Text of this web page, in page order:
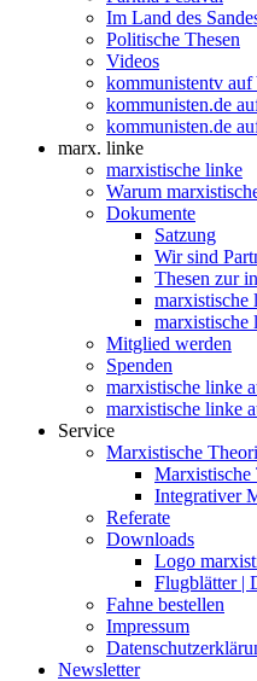
Im Land des
Politische Thesen
Videos
kommunistentv auf
kommunisten.de
kommunisten.de
marx. linke
marxistische linke
Warum
Dokumente
Satzung
Wir sind
Thesen zur
marxistische
Mitglied werden
Spenden
marxistische linke
marxistische linke
Service
Marxistische
Marxistische
Integrativer
Referate
Downloads
Logo
Flugblätter |
Fahne bestellen
Impressum
Newsletter